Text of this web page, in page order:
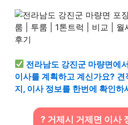
전라남도 강진군 마량면에
이사를 계획하고 계신가요?
지, 이사 정보를 한번에 확인하
? 거제시 거제면 이사